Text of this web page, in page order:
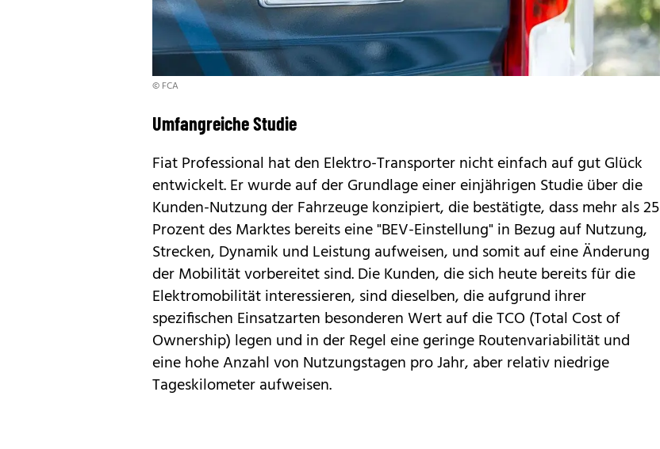
© FCA
Umfangreiche Studie
Fiat Professional hat den Elektro-Transporter nicht einfach auf gut Glück
entwickelt. Er wurde auf der Grundlage einer einjährigen Studie über die
Kunden-Nutzung der Fahrzeuge konzipiert, die bestätigte, dass mehr als 25
Prozent des Marktes bereits eine "BEV-Einstellung" in Bezug auf Nutzung,
Strecken, Dynamik und Leistung aufweisen, und somit auf eine Änderung
der Mobilität vorbereitet sind. Die Kunden, die sich heute bereits für die
Elektromobilität interessieren, sind dieselben, die aufgrund ihrer
spezifischen Einsatzarten besonderen Wert auf die TCO (Total Cost of
Ownership) legen und in der Regel eine geringe Routenvariabilität und
eine hohe Anzahl von Nutzungstagen pro Jahr, aber relativ niedrige
Tageskilometer aufweisen.